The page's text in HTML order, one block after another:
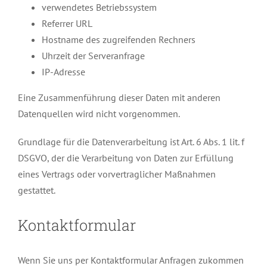
verwendetes Betriebssystem
Referrer URL
Hostname des zugreifenden Rechners
Uhrzeit der Serveranfrage
IP-Adresse
Eine Zusammenführung dieser Daten mit anderen
Datenquellen wird nicht vorgenommen.
Grundlage für die Datenverarbeitung ist Art. 6 Abs. 1 lit. f
DSGVO, der die Verarbeitung von Daten zur Erfüllung
eines Vertrags oder vorvertraglicher Maßnahmen
gestattet.
Kontaktformular
Wenn Sie uns per Kontaktformular Anfragen zukommen